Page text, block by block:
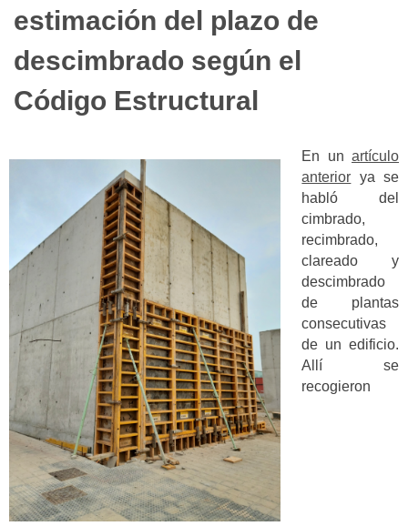
estimación del plazo de
descimbrado según el
Código Estructural
En un artículo
anterior ya se
habló del
cimbrado,
recimbrado,
clareado y
descimbrado
de plantas
consecutivas
de un edificio.
Allí se
recogieron